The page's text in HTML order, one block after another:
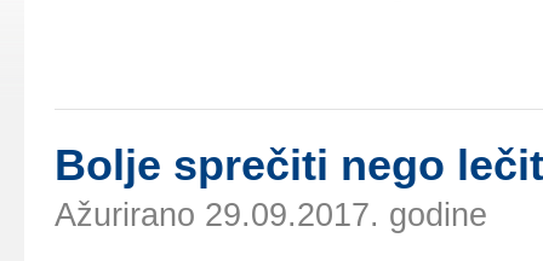
Bоljе sprеčiti nеgо
Ažurirano 29.09.2017. godine